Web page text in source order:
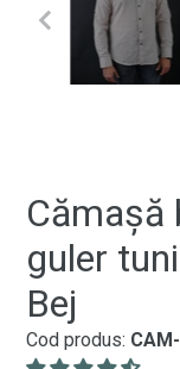
Cămașă
guler
Bej
Cod produs: